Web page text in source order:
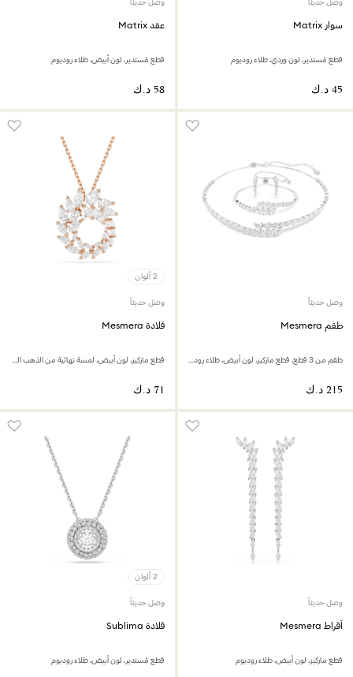
وصل حديثاً
سوار Matrix
قطع مُستدير، لون وردي، طلاء روديوم
وصل حديثاً
عقد Matrix
قطع مُستدير، لون أبيض، طلاء روديوم
وصل حديثاً
طقم Mesmera
طقم من 3 قطع، قطع ماركيز، لون أبيض، طلاء روديوم
2 ألوان
وصل حديثاً
قلادة Mesmera
قطع ماركيز، لون أبيض، لمسة نهائية من الذهب الوردي عيار 18 قيراط
وصل حديثاً
أقراط Mesmera
قطع ماركيز، لون أبيض، طلاء روديوم
2 ألوان
وصل حديثاً
قلادة Sublima
قطع مُستدير، لون أبيض، طلاء روديوم